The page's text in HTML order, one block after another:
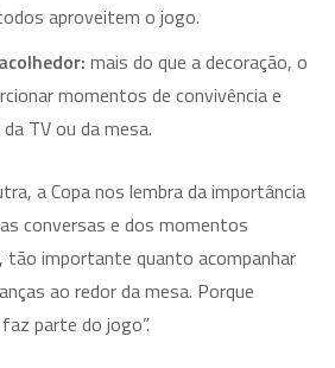
aproveitem o jogo.
mais do que a decoração, o
momentos de convivência e
TV ou da mesa.
a Copa nos lembra da importância
conversas e dos momentos
tão importante quanto acompanhar
ao redor da mesa. Porque
parte do jogo”.